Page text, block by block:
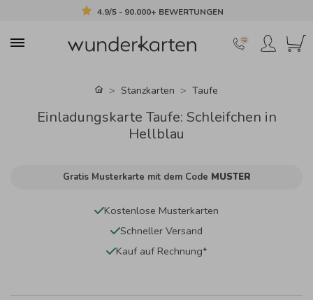
4.9/5 - 90.000+ BEWERTUNGEN
Stanzkarten Taufe
Einladungskarte Taufe: Schleifchen in
Hellblau
Gratis Musterkarte mit dem Code MUSTER
Kostenlose Musterkarten
Schneller Versand
Kauf auf Rechnung*